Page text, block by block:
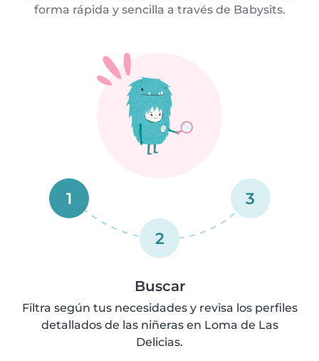
forma rápida y sencilla a través de Babysits.
1
2
3
Buscar
Filtra según tus necesidades y revisa los perfiles
detallados de las niñeras en Loma de Las
Delicias.